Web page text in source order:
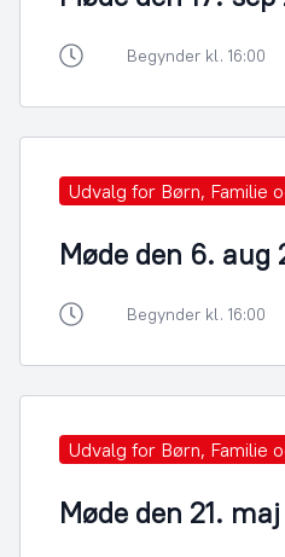
Begynder kl. 16:00
Udvalg for Børn, Familie
Møde den 6. aug
Begynder kl. 16:00
Udvalg for Børn, Familie
Møde den 21.